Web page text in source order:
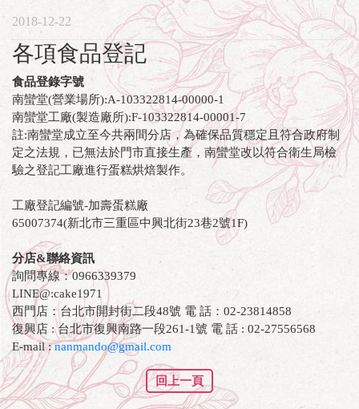
2018-12-22
各項食品登記
食品登錄字號
南蠻堂(營業場所):A-103322814-00000-1
南蠻堂工廠(製造廠所):F-103322814-00001-7
註:南蠻堂成立至今共兩間分店，為確保品質穩定且符合政府制
定之法規，已無法於門市直接生產，南蠻堂改以符合衛生局檢
驗之登記工廠進行蛋糕烘焙製作。
工廠登記編號-加壽蛋糕廠
65007374(新北市三重區中興北街23巷2號1F)
分店&聯絡資訊
詢問專線：0966339379
LINE@:cake1971
西門店：台北市開封街二段48號 電 話：02-23814858
復興店 : 台北市復興南路一段261-1號 電 話 : 02-27556568
E-mail :nanmando@gmail.com
回上一頁